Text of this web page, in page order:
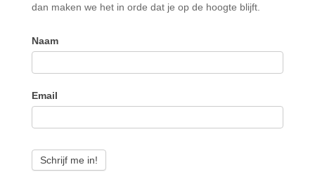
dan maken we het in orde dat je op de hoogte blijft.
Naam
Email
Schrijf me in!